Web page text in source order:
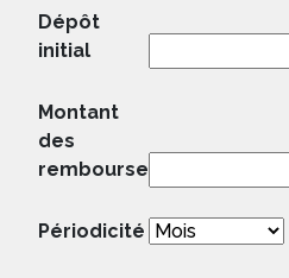
Dépôt
initial
Montant
des
remboursements
Périodicité